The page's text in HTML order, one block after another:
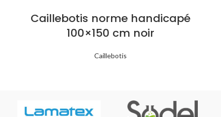
Caillebotis norme handicapé
100×150 cm noir
Caillebotis